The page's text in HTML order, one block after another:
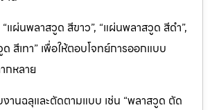
แผ่นพลาสวูด สีขาว”, “แผ่นพลาสวูด สีดำ”,
สีเทา” เพื่อให้ตอบโจทย์การออกแบบ
กหลาย
งานฉลุและตัดตามแบบ เช่น “พลาสวูด ตัด